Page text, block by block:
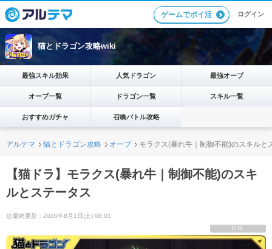
ゲームでポイ活 ログイン
猫とドラゴン攻略wiki
最強スキル効果 人気ドラゴン 最強オーブ
オーブ一覧 ドラゴン一覧 スキル一覧
おすすめガチャ 召喚バトル攻略
アルテマ 猫とドラゴン攻略 オーブ モラクス(暴れ牛｜制御不能)のスキルと
【猫ドラ】モラクス(暴れ牛｜制御不能)のスキ
ルとステータス
最終更新：2026年8月1日(土) 08:01
PR